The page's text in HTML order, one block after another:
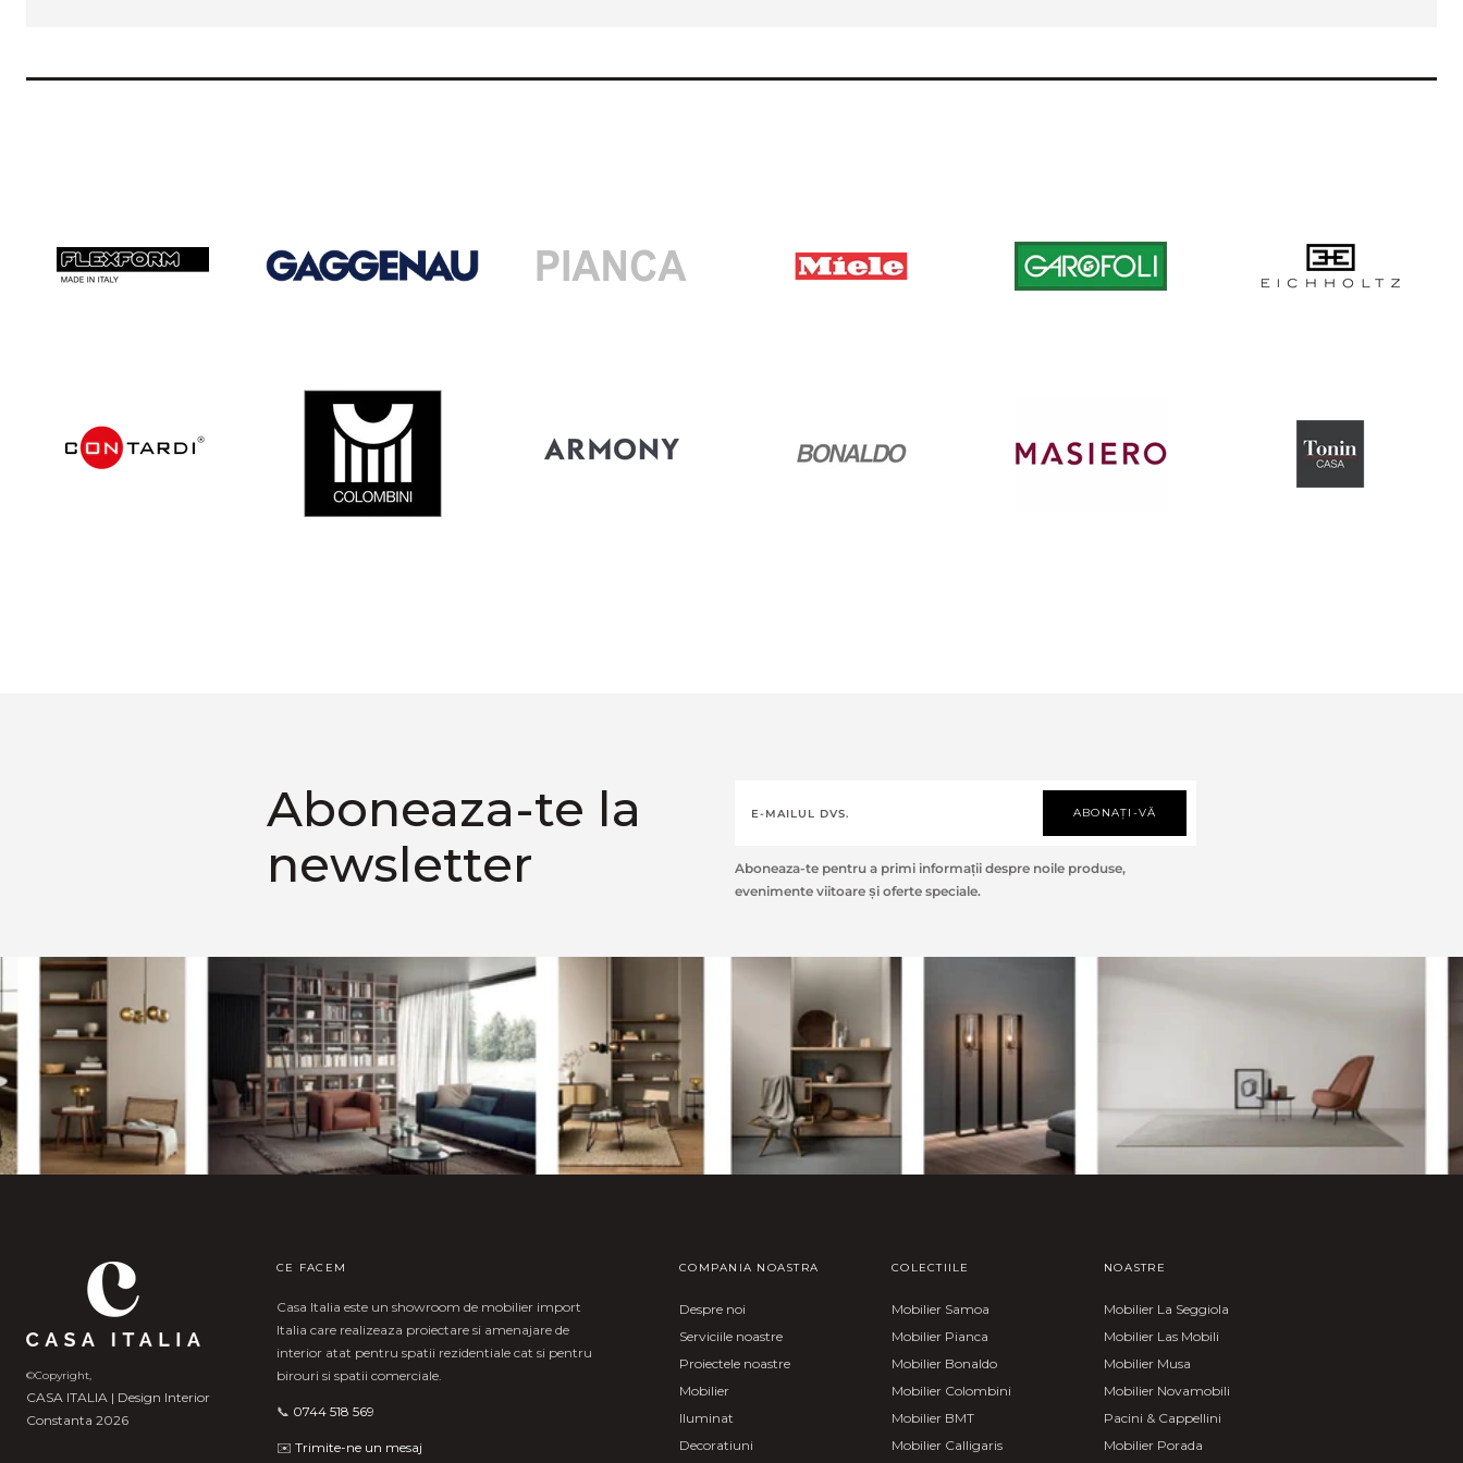
Aboneaza-te la
newsletter
ABONAȚI-VĂ
Aboneaza-te pentru a primi informații despre noile produse,
evenimente viitoare și oferte speciale.
©Copyright,
CASA ITALIA | Design Interior
Constanta 2026
CE FACEM
Casa Italia este un showroom de mobilier import
Italia care realizeaza proiectare si amenajare de
interior atat pentru spatii rezidentiale cat si pentru
birouri si spatii comerciale.
📞 0744 518 569
✉️ Trimite-ne un mesaj
COMPANIA NOASTRA
Despre noi
Serviciile noastre
Proiectele noastre
Mobilier
Iluminat
Decoratiuni
COLECTIILE
Mobilier Samoa
Mobilier Pianca
Mobilier Bonaldo
Mobilier Colombini
Mobilier BMT
Mobilier Calligaris
NOASTRE
Mobilier La Seggiola
Mobilier Las Mobili
Mobilier Musa
Mobilier Novamobili
Pacini & Cappellini
Mobilier Porada